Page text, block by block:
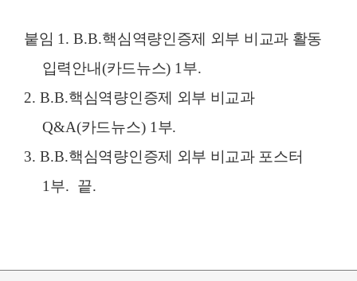
붙임 1. B.B.핵심역량인증제 외부 비교과 활동
입력안내(카드뉴스) 1 부.
2. B.B.핵심역량인증제 외부 비교과
Q&A(카드뉴스) 1 부.
3. B.B.핵심역량인증제 외부 비교과 포스터
1 부. 끝.